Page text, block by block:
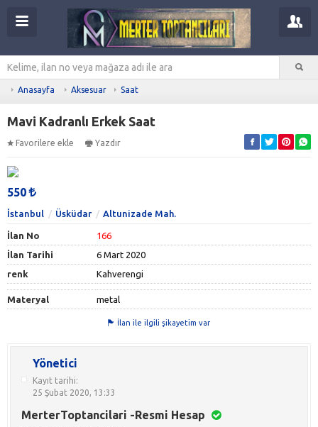
Anasayfa Aksesuar Saat
Mavi Kadranlı Erkek Saat
Favorilere ekle Yazdır
550
İstanbul Üsküdar Altunizade Mah.
İlan No
166
İlan Tarihi
6 Mart 2020
renk
Kahverengi
Materyal metal
İlan ile ilgili şikayetim var
Yönetici
Kayıt tarihi:
25 Şubat 2020, 13:33
MerterToptancilari -Resmi Hesap